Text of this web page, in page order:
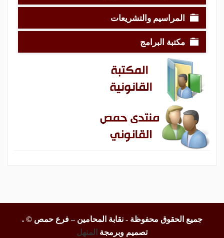
المراسيم والتشريعات
مكتبة البرامج
جميع الحقوق محفوظة - نقابة المحامين – فرع حمص ©.
تصميم وبرمجة
المنهل